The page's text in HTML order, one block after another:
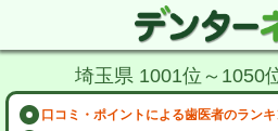
埼玉県 1001位～1050
口コミ・ポイントによる歯医者のラン